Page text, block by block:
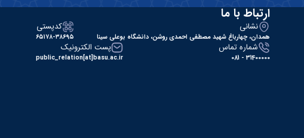
ارتباط با ما
نشانی
همدان، چهارباغ شهید مصطفی احمدی روشن، دانشگاه بوعلی سینا
کدپستی
۶۵۱۷۸-۳۸۶۹۵
شماره تماس
31400000 - 081
پست الکترونیک
public_relation[at]basu.ac.ir